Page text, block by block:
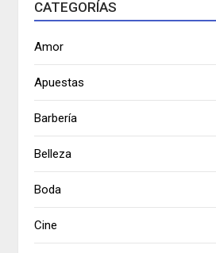
CATEGORÍAS
Amor
Apuestas
Barbería
Belleza
Boda
Cine